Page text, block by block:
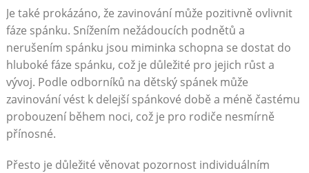
Je také prokázáno, že zavinování může pozitivně ovlivnit
fáze spánku. Snížením nežádoucích podnětů a
nerušením spánku jsou miminka schopna se dostat do
hluboké fáze spánku, což je důležité pro jejich růst a
vývoj. Podle odborníků na dětský spánek může
zavinování vést k delejší spánkové době a méně častému
probouzení během noci, což je pro rodiče nesmírně
přínosné.
Přesto je důležité věnovat pozornost individuálním